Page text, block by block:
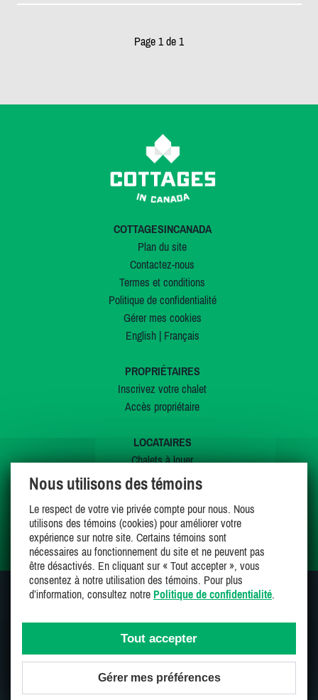
Page 1 de 1
COTTAGESINCANADA
Plan du site
Contactez-nous
Termes et conditions
Politique de confidentialité
Gérer mes cookies
English| Français
PROPRIÉTAIRES
Inscrivez votre chalet
Accès propriétaire
LOCATAIRES
Chalets à louer
Chalets à vendre
Offres spéciales
Mes favoris
SUIVEZ-NOUS SUR
Une entreprise 100% canadienne et fière de l'être
Nous utilisons des témoins
Le respect de votre vie privée compte pour nous. Nous
utilisons des témoins (cookies) pour améliorer votre
expérience sur notre site. Certains témoins sont
nécessaires au fonctionnement du site et ne peuvent pas
être désactivés. En cliquant sur « Tout accepter », vous
consentez à notre utilisation des témoins. Pour plus
d’information, consultez notre Politique de confidentialité.
Tout accepter
Gérer mes préférences